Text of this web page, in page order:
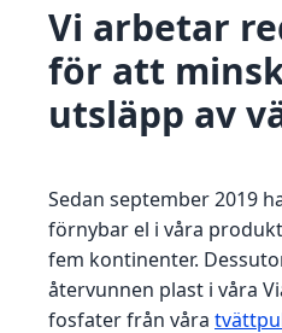
Vi arbetar
för att
utsläpp av
Sedan september 2019
förnybar el i våra
fem kontinenter.
återvunnen plast i våra
fosfater från våra